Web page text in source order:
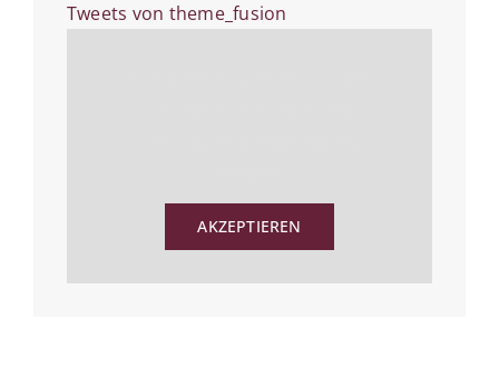
Tweets von theme_fusion
AKZEPTIEREN